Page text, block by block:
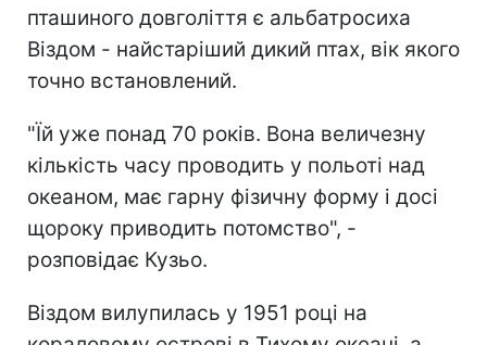
пташиного довголіття є альбатросиха
Віздом - найстаріший дикий птах, вік якого
точно встановлений.
"Їй уже понад 70 років. Вона величезну
кількість часу проводить у польоті над
океаном, має гарну фізичну форму і досі
щороку приводить потомство", -
розповідає Кузьо.
Віздом вилупилась у 1951 році на